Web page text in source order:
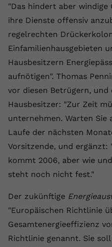
"Das hindert aber
ihre Dienste offensiv
regelrechten
Einfamilienhausgebieten
Hausbesitzern
aufnötigen". Thomas
vor diesen Betrügern,
Hausbesitzer: "Zur Zeit
unternehmen. Warten Sie
Laufe der nächsten
Vorsitzende, und ergänzt:
kommt 2006, aber wie
steht noch nicht fest."
Der zukünftige
"Europäischen Richtlinie
Gesamtenergieeffizienz
Richtlinie genannt. Sie
Laufzeit 2 Jahre
Zweck
YouTube
registriert
Name yt-remote-
Anbieter Youtube.com
Laufzeit Session
YouTube
speichern,
Name
Anbieter youtube.com